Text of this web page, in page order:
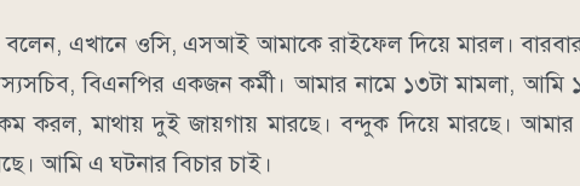
এখানে ওসি, এসআই আমাকে রাইফেল দিয়ে মারল।
বিএনপির একজন কর্মী। আমার নামে ১৩টা মামলা, আমি
করল, মাথায় দুই জায়গায় মারছে। বন্দুক দিয়ে মারছে। আমার
আমি এ ঘটনার বিচার চাই।